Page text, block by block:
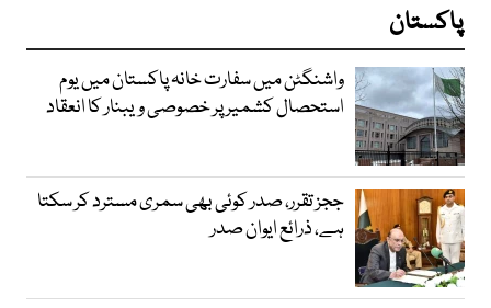
پاکستان
واشنگٹن میں سفارت خانہ پاکستان میں یوم
استحصال کشمیر پر خصوصی ویبنار کا انعقاد
ججز تقرر، صدر کوئی بھی سمری مسترد کر سکتا
ہے، ذرائع ایوان صدر